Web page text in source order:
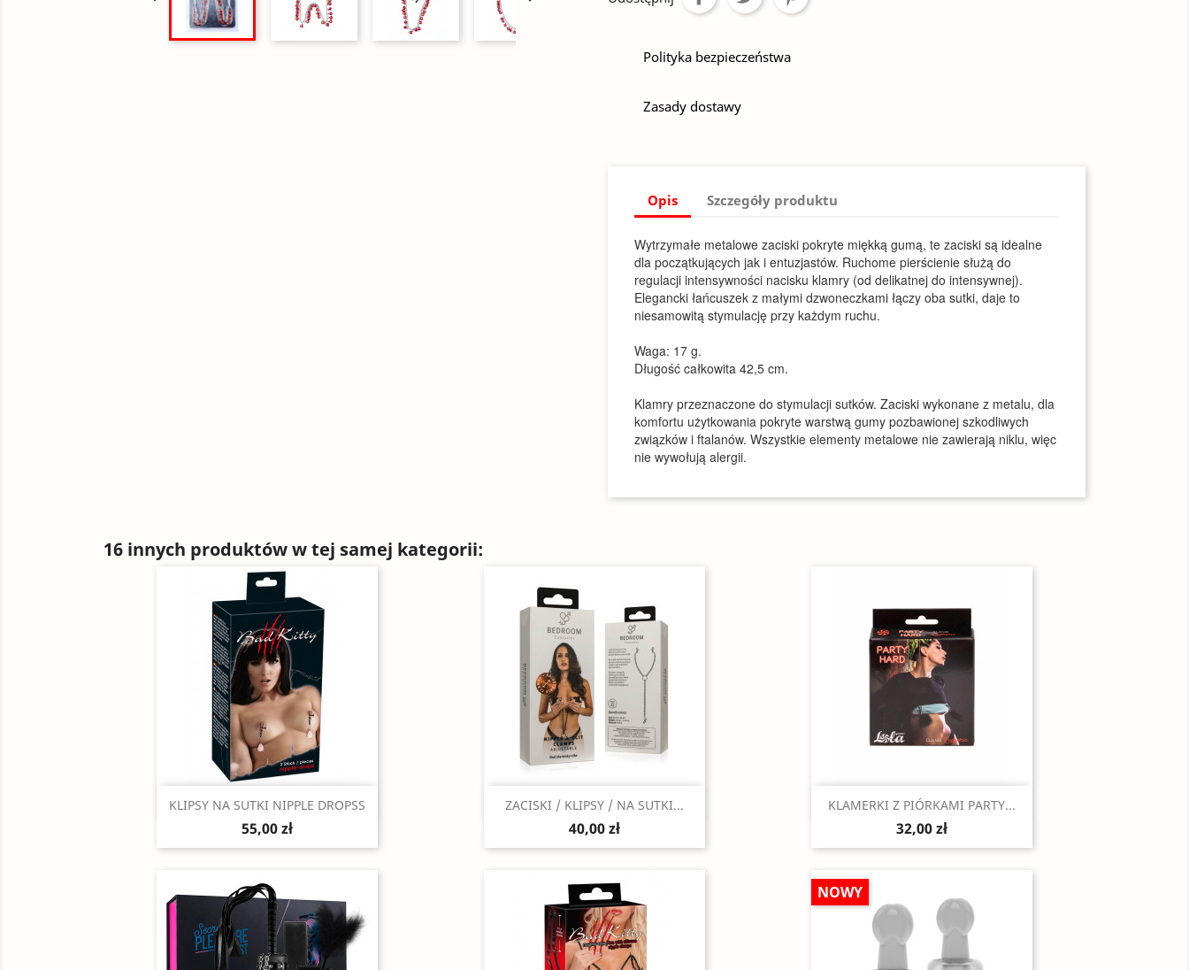
Polityka bezpieczeństwa
Zasady dostawy
Opis Szczegóły produktu
Wytrzymałe metalowe zaciski pokryte miękką gumą, te zaciski są idealne
dla początkujących jak i entuzjastów. Ruchome pierścienie służą do
regulacji intensywności nacisku klamry (od delikatnej do intensywnej).
Elegancki łańcuszek z małymi dzwoneczkami łączy oba sutki, daje to
niesamowitą stymulację przy każdym ruchu.
Waga: 17 g.
Długość całkowita 42,5 cm.
Klamry przeznaczone do stymulacji sutków. Zaciski wykonane z metalu, dla
komfortu użytkowania pokryte warstwą gumy pozbawionej szkodliwych
związków i ftalanów. Wszystkie elementy metalowe nie zawierają niklu, więc
nie wywołują alergii.
16 innych produktów w tej samej kategorii:
Szybki podgląd
KLIPSY NA SUTKI NIPPLE DROPSS
55,00 zł
 Szybki podgląd
ZACISKI / KLIPSY / NA SUTKI...
40,00 zł
Szybki podgląd
KLAMERKI Z PIÓRKAMI PARTY...
32,00 zł
NOWY